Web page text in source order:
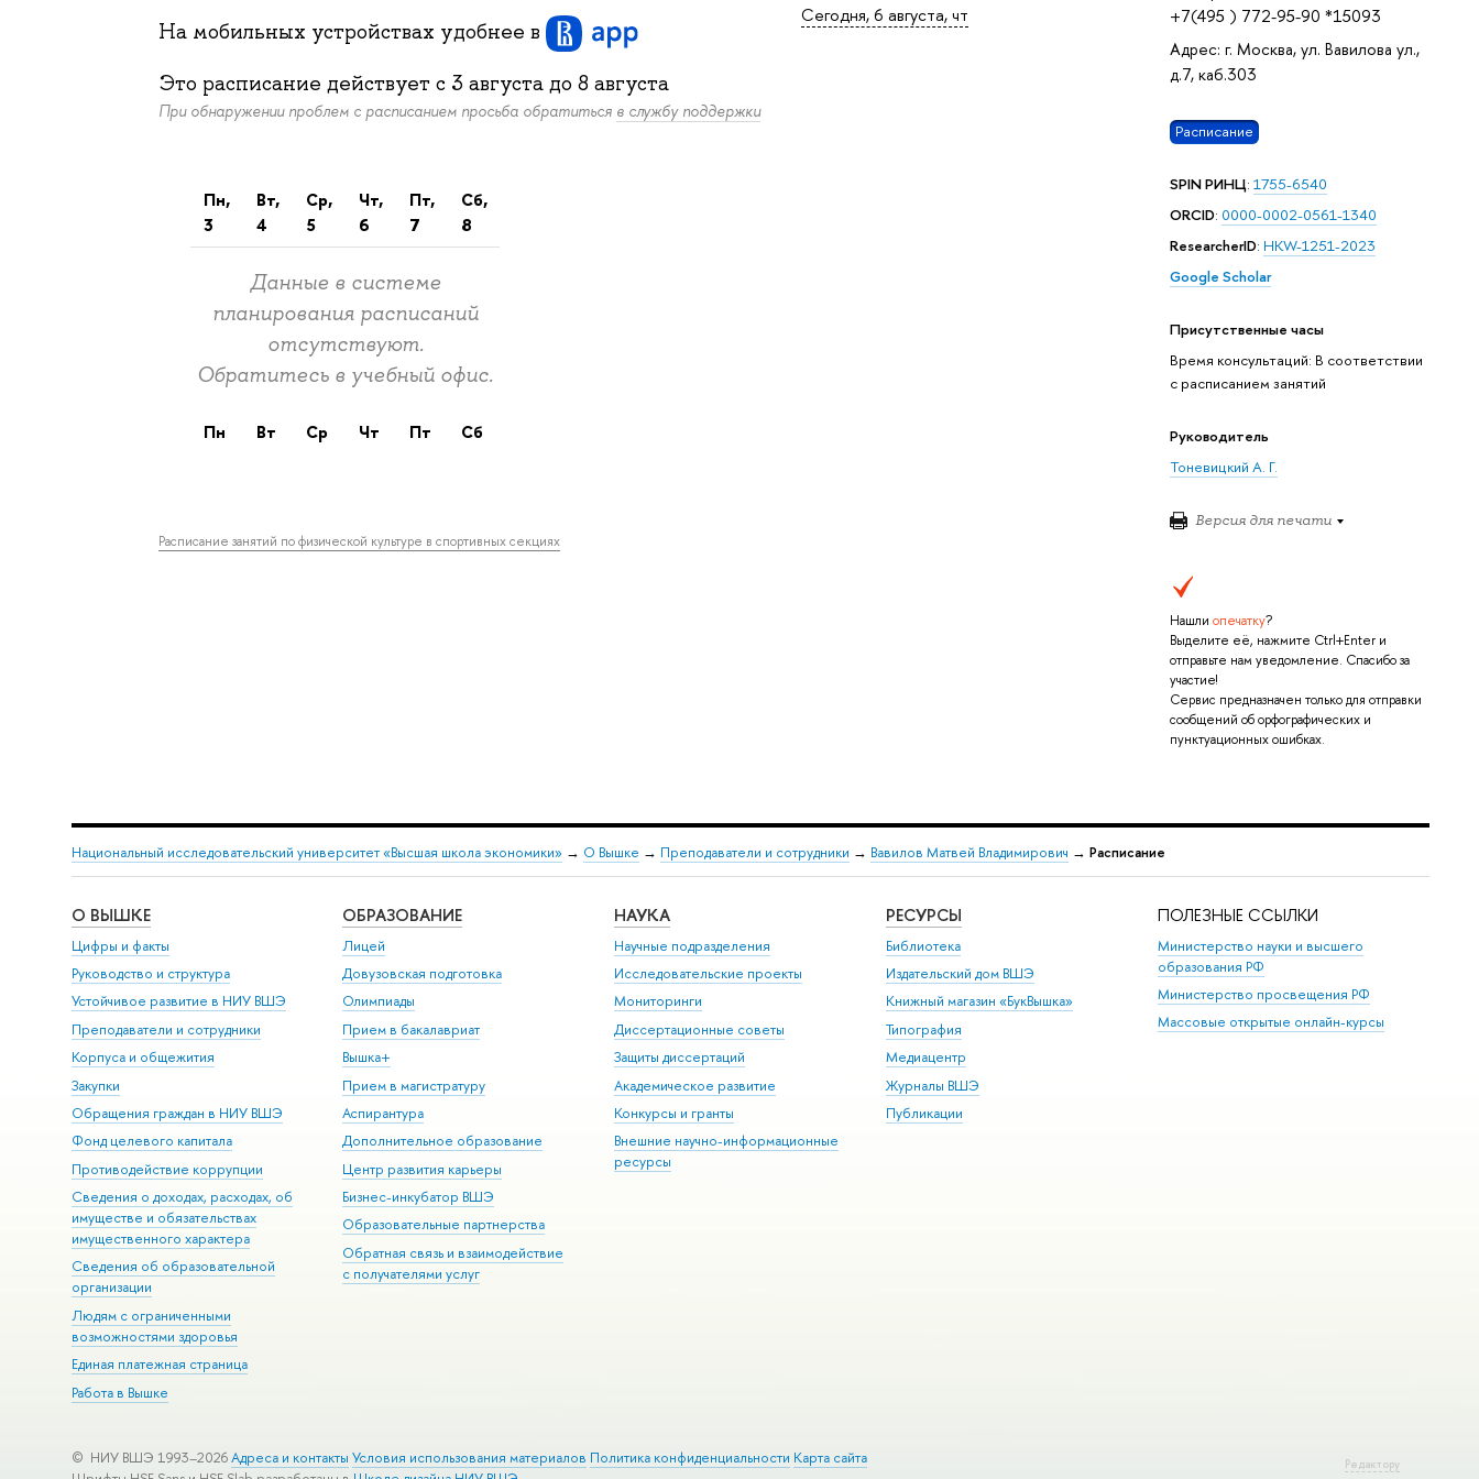
+7(495 ) 772-95-90 *15093
Адрес: г. Москва, ул. Вавилова ул.,
д.7, каб.303
Расписание
SPIN РИНЦ: 1755-6540
ORCID: 0000-0002-0561-1340
ResearcherID: HKW-1251-2023
Google Scholar
Присутственные часы
Время консультаций: В соответствии
с расписанием занятий
Руководитель
Тоневицкий А. Г.
Версия для печати
Нашли опечатку?
Выделите её, нажмите Ctrl+Enter и
отправьте нам уведомление. Спасибо за
участие!
Сервис предназначен только для отправки
сообщений об орфографических и
пунктуационных ошибках.
Сегодня, 6 августа, чт
На мобильных устройствах удобнеев
Это расписание действует c 3 августа до8 августа
При обнаружении проблем с расписанием просьба обратиться в службу поддержки
пн,
3
вт,
4
ср,
5
чт,
6
пт,
7
сб,
8
Данные в системе
планирования расписаний
отсутствуют.
Обратитесь в учебный офис.
пн вт ср чт пт сб
Расписание занятий по физической культуре в спортивных секциях
Национальный исследовательский университет «Высшая школа экономики» → О Вышке → Преподаватели и сотрудники → Вавилов Матвей Владимирович → Расписание
О ВЫШКЕ
Цифры и факты
Руководство и структура
Устойчивое развитие в НИУ ВШЭ
Преподаватели и сотрудники
Корпуса и общежития
Закупки
Обращения граждан в НИУ ВШЭ
Фонд целевого капитала
Противодействие коррупции
Сведения о доходах, расходах, об
имуществе и обязательствах
имущественного характера
Сведения об образовательной
организации
Людям с ограниченными
возможностями здоровья
Единая платежная страница
Работа в Вышке
ОБРАЗОВАНИЕ
Лицей
Довузовская подготовка
Олимпиады
Прием в бакалавриат
Вышка+
Прием в магистратуру
Аспирантура
Дополнительное образование
Центр развития карьеры
Бизнес-инкубатор ВШЭ
Образовательные партнерства
Обратная связь и взаимодействие
с получателями услуг
НАУКА
Научные подразделения
Исследовательские проекты
Мониторинги
Диссертационные советы
Защиты диссертаций
Академическое развитие
Конкурсы и гранты
Внешние научно-информационные
ресурсы
РЕСУРСЫ
Библиотека
Издательский дом ВШЭ
Книжный магазин «БукВышка»
Типография
Медиацентр
Журналы ВШЭ
Публикации
ПОЛЕЗНЫЕ ССЫЛКИ
Министерство науки и высшего
образования РФ
Министерство просвещения РФ
Массовые открытые онлайн-курсы
Редактору
© НИУ ВШЭ 1993–2026 Адреса и контакты Условия использования материалов Политика конфиденциальности Карта сайта